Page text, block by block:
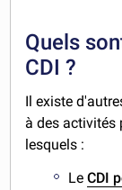
Quels
CDI ?
Il existe
à des activités
lesquels :
LeCDI